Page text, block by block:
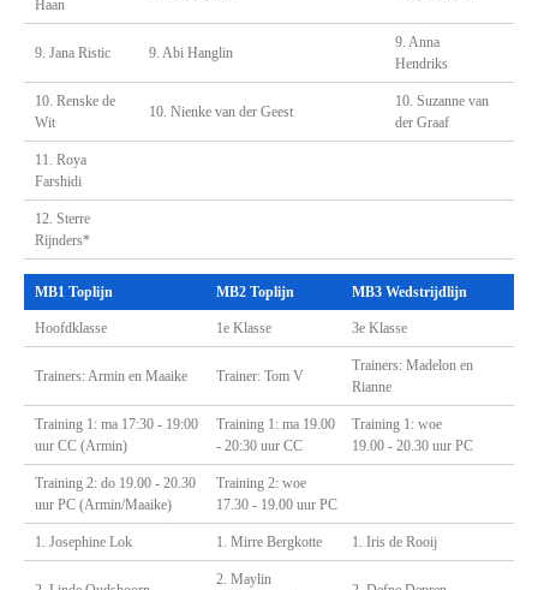
Haan
9. Jana Ristic 9. Abi Hanglin
9. Anna
Hendriks
10. Renske de
Wit
10. Nienke van der Geest
10. Suzanne van
der Graaf
11. Roya
Farshidi
12. Sterre
Rijnders*
MB1 Toplijn MB2 Toplijn MB3 Wedstrijdlijn
Hoofdklasse 1e Klasse 3e Klasse
Trainers: Armin en Maaike Trainer: Tom V
Trainers: Madelon en
Rianne
Training 1: ma 17:30 - 19:00
uur CC (Armin)
Training 1: ma 19.00
- 20:30 uur CC
Training 1: woe
19.00 - 20.30 uur PC
Training 2: do 19.00 - 20.30
uur PC (Armin/Maaike)
Training 2: woe
17.30 - 19.00 uur PC
1. Josephine Lok 1. Mirre Bergkotte 1. Iris de Rooij
2. Maylin